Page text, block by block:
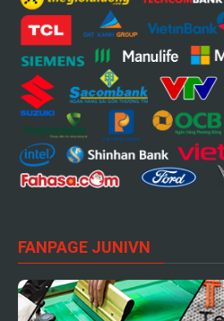
FANPAGE JUNIVN